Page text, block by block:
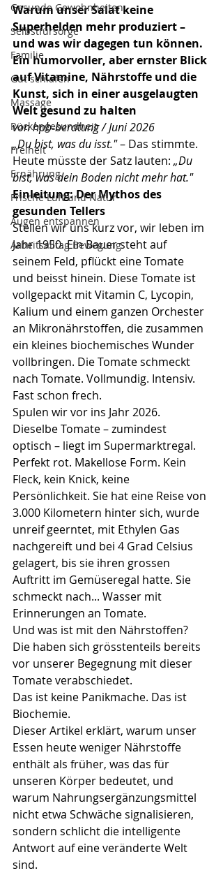
Gesunde Gewohnheiten
Selbstfürsorge
Familie
Gut schlafen
Massage
Rückengesundheit
Freiheit
Ernährung
Frische Luft und Natur
Augen entspannen
Arbeitsalltag Bewegung
Warum unser Salat keine
Superhelden mehr produziert –
und was wir dagegen tun können.
Ein humorvoller, aber ernster Blick
auf Vitamine, Nährstoffe und die
Kunst, sich in einer ausgelaugten
Welt gesund zu halten
von hpb-beratung / Juni 2026
„Du bist, was du isst." – Das stimmte.
Heute müsste der Satz lauten: „Du
bist, was dein Boden nicht mehr hat."
Einleitung: Der Mythos des
gesunden Tellers
Stellen wir uns kurz vor, wir leben im
Jahr 1950. Ein Bauer steht auf
seinem Feld, pflückt eine Tomate
und beisst hinein. Diese Tomate ist
vollgepackt mit Vitamin C, Lycopin,
Kalium und einem ganzen Orchester
an Mikronährstoffen, die zusammen
ein kleines biochemisches Wunder
vollbringen. Die Tomate schmeckt
nach Tomate. Vollmundig. Intensiv.
Fast schon frech.
Spulen wir vor ins Jahr 2026.
Dieselbe Tomate – zumindest
optisch – liegt im Supermarktregal.
Perfekt rot. Makellose Form. Kein
Fleck, kein Knick, keine
Persönlichkeit. Sie hat eine Reise von
3.000 Kilometern hinter sich, wurde
unreif geerntet, mit Ethylen Gas
nachgereift und bei 4 Grad Celsius
gelagert, bis sie ihren grossen
Auftritt im Gemüseregal hatte. Sie
schmeckt nach... Wasser mit
Erinnerungen an Tomate.
Und was ist mit den Nährstoffen?
Die haben sich grösstenteils bereits
vor unserer Begegnung mit dieser
Tomate verabschiedet.
Das ist keine Panikmache. Das ist
Biochemie.
Dieser Artikel erklärt, warum unser
Essen heute weniger Nährstoffe
enthält als früher, was das für
unseren Körper bedeutet, und
warum Nahrungsergänzungsmittel
nicht etwa Schwäche signalisieren,
sondern schlicht die intelligente
Antwort auf eine veränderte Welt
sind.